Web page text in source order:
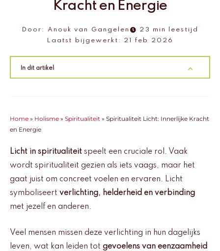
Kracht en Energie
Door: Anouk van Gangelen
23 min leestijd
Laatst bijgewerkt:
21 feb 2026
In dit artikel
Home » Holisme » Spiritualiteit » Spiritualiteit Licht: Innerlijke Kracht
en Energie
Licht in spiritualiteit speelt een cruciale rol. Vaak
wordt spiritualiteit gezien als iets vaags, maar het
gaat juist om concreet voelen en ervaren. Licht
symboliseert verlichting, helderheid en verbinding
met jezelf en anderen.
Veel mensen missen deze verlichting in hun dagelijks
leven, wat kan leiden tot gevoelens van eenzaamheid